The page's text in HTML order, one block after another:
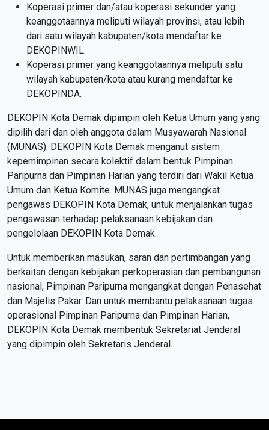
Koperasi primer dan/atau koperasi sekunder yang
keanggotaannya meliputi wilayah provinsi, atau lebih
dari satu wilayah kabupaten/kota mendaftar ke
DEKOPINWIL.
Koperasi primer yang keanggotaannya meliputi satu
wilayah kabupaten/kota atau kurang mendaftar ke
DEKOPINDA.
DEKOPIN Kota Demak dipimpin oleh Ketua Umum yang yang
dipilih dari dan oleh anggota dalam Musyawarah Nasional
(MUNAS). DEKOPIN Kota Demak menganut sistem
kepemimpinan secara kolektif dalam bentuk Pimpinan
Paripurna dan Pimpinan Harian yang terdiri dari Wakil Ketua
Umum dan Ketua Komite. MUNAS juga mengangkat
pengawas DEKOPIN Kota Demak, untuk menjalankan tugas
pengawasan terhadap pelaksanaan kebijakan dan
pengelolaan DEKOPIN Kota Demak.
Untuk memberikan masukan, saran dan pertimbangan yang
berkaitan dengan kebijakan perkoperasian dan pembangunan
nasional, Pimpinan Paripurna mengangkat dengan Penasehat
dan Majelis Pakar. Dan untuk membantu pelaksanaan tugas
operasional Pimpinan Paripurna dan Pimpinan Harian,
DEKOPIN Kota Demak membentuk Sekretariat Jenderal
yang dipimpin oleh Sekretaris Jenderal.